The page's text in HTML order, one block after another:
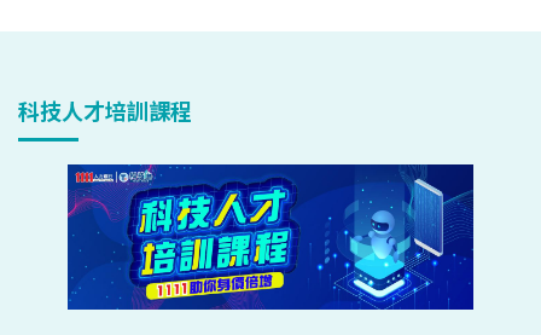
科技人才培訓課程